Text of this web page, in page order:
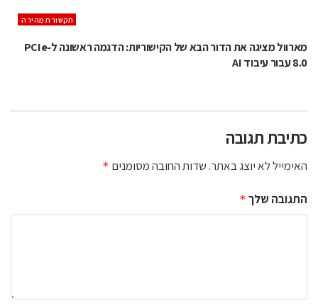
תקשורת מהירה
מארוול מציגה את הדור הבא של הקישוריות: הדגמה ראשונה ל-PCIe
8.0 עבור עיבוד AI
כתיבת תגובה
האימייל לא יוצג באתר.שדות החובה מסומנים *
התגובה שלך *